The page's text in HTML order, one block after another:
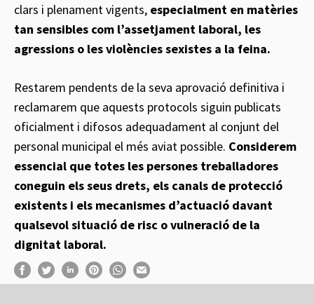
clars i plenament vigents, especialment en matèries
tan sensibles com l’assetjament laboral, les
agressions o les violències sexistes a la feina.
Restarem pendents de la seva aprovació definitiva i
reclamarem que aquests protocols siguin publicats
oficialment i difosos adequadament al conjunt del
personal municipal el més aviat possible. Considerem
essencial que totes les persones treballadores
coneguin els seus drets, els canals de protecció
existents i els mecanismes d’actuació davant
qualsevol situació de risc o vulneració de la
dignitat laboral.